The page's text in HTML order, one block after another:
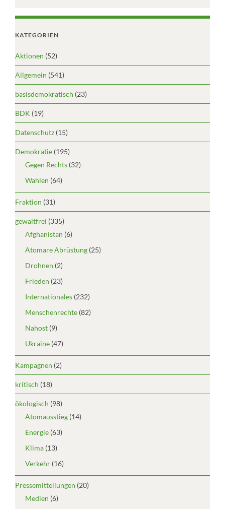
KATEGORIEN
Aktionen (52)
Allgemein (541)
basisdemokratisch (23)
BDK (19)
Datenschutz (15)
Demokratie (195)
Gegen Rechts (32)
Wahlen (64)
Fraktion (31)
gewaltfrei (335)
Afghanistan (6)
Atomare Abrüstung (25)
Drohnen (2)
Frieden (23)
Internationales (232)
Menschenrechte (82)
Nahost (9)
Ukraine (47)
Kampagnen (2)
kritisch (18)
ökologisch (98)
Atomausstieg (14)
Energie (63)
Klima (13)
Verkehr (16)
Pressemitteilungen (20)
Medien (6)